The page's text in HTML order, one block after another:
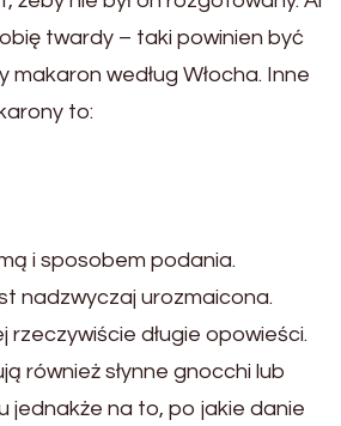
twardy – taki powinien być
według Włocha. Inne
to:
i sposobem podania.
nadzwyczaj urozmaicona.
rzeczywiście długie opowieści.
również słynne gnocchi lub
jednakże na to, po jakie danie